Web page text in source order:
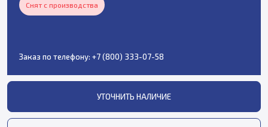
Снят с производства
Заказ по телефону: +7 (800) 333-07-58
УТОЧНИТЬ НАЛИЧИЕ